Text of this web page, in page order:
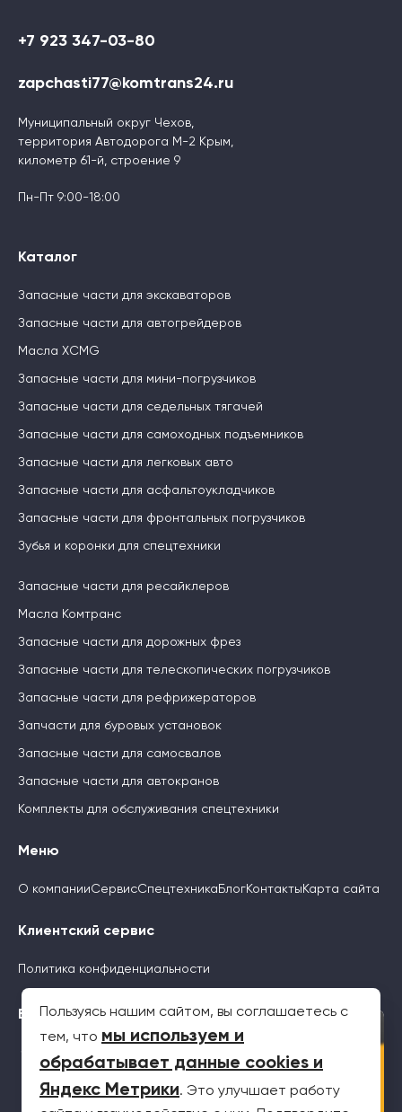
+7 923 347-03-80
zapchasti77@komtrans24.ru
Муниципальный округ Чехов,
территория Автодорога М-2 Крым,
километр 61-й, строение 9
Пн-Пт 9:00-18:00
Каталог
Запасные части для экскаваторов
Запасные части для автогрейдеров
Масла XCMG
Запасные части для мини-погрузчиков
Запасные части для седельных тягачей
Запасные части для самоходных подъемников
Запасные части для легковых авто
Запасные части для асфальтоукладчиков
Запасные части для фронтальных погрузчиков
Зубья и коронки для спецтехники
Запасные части для ресайклеров
Масла Комтранс
Запасные части для дорожных фрез
Запасные части для телескопических погрузчиков
Запасные части для рефрижераторов
Запчасти для буровых установок
Запасные части для самосвалов
Запасные части для автокранов
Комплекты для обслуживания спецтехники
Меню
О компанииСервисСпецтехника БлогКонтакты Карта сайта
Клиентский сервис
Политика конфиденциальности
Будьте с нами
Пользуясь нашим сайтом, вы соглашаетесь с
тем, что мы используем и
обрабатывает данные cookies и
Яндекс Метрики. Это улучшает работу